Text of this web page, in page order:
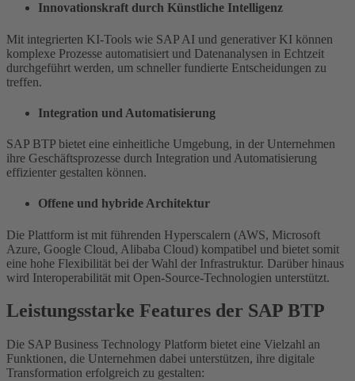
Innovationskraft durch Künstliche Intelligenz
Mit integrierten KI-Tools wie SAP AI und generativer KI können
komplexe Prozesse automatisiert und Datenanalysen in Echtzeit
durchgeführt werden, um schneller fundierte Entscheidungen zu
treffen.
Integration und Automatisierung
SAP BTP bietet eine einheitliche Umgebung, in der Unternehmen
ihre Geschäftsprozesse durch Integration und Automatisierung
effizienter gestalten können.
Offene und hybride Architektur
Die Plattform ist mit führenden Hyperscalern (AWS, Microsoft
Azure, Google Cloud, Alibaba Cloud) kompatibel und bietet somit
eine hohe Flexibilität bei der Wahl der Infrastruktur. Darüber hinaus
wird Interoperabilität mit Open-Source-Technologien unterstützt.
Leistungsstarke Features der SAP BTP
Die SAP Business Technology Platform bietet eine Vielzahl an
Funktionen, die Unternehmen dabei unterstützen, ihre digitale
Transformation erfolgreich zu gestalten: